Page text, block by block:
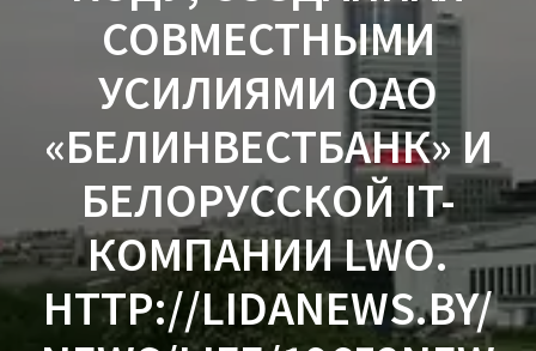
СОВМЕСТНЫМИ
УСИЛИЯМИ ОАО
«БЕЛИНВЕСТБАНК» И
БЕЛОРУССКОЙ IT-
КОМПАНИИ LWO.
HTTP://LIDANEWS.BY/